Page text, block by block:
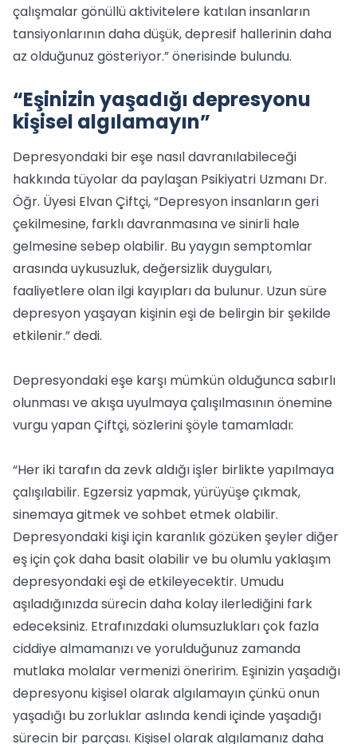
çalışmalar gönüllü aktivitelere katılan insanların
tansiyonlarının daha düşük, depresif hallerinin daha
az olduğunuz gösteriyor.” önerisinde bulundu.
“Eşinizin yaşadığı depresyonu
kişisel algılamayın”
Depresyondaki bir eşe nasıl davranılabileceği
hakkında tüyolar da paylaşan Psikiyatri Uzmanı Dr.
Öğr. Üyesi Elvan Çiftçi, “Depresyon insanların geri
çekilmesine, farklı davranmasına ve sinirli hale
gelmesine sebep olabilir. Bu yaygın semptomlar
arasında uykusuzluk, değersizlik duyguları,
faaliyetlere olan ilgi kayıpları da bulunur. Uzun süre
depresyon yaşayan kişinin eşi de belirgin bir şekilde
etkilenir.” dedi.
Depresyondaki eşe karşı mümkün olduğunca sabırlı
olunması ve akışa uyulmaya çalışılmasının önemine
vurgu yapan Çiftçi, sözlerini şöyle tamamladı:
“Her iki tarafın da zevk aldığı işler birlikte yapılmaya
çalışılabilir. Egzersiz yapmak, yürüyüşe çıkmak,
sinemaya gitmek ve sohbet etmek olabilir.
Depresyondaki kişi için karanlık gözüken şeyler diğer
eş için çok daha basit olabilir ve bu olumlu yaklaşım
depresyondaki eşi de etkileyecektir. Umudu
aşıladığınızda sürecin daha kolay ilerlediğini fark
edeceksiniz. Etrafınızdaki olumsuzlukları çok fazla
ciddiye almamanızı ve yorulduğunuz zamanda
mutlaka molalar vermenizi öneririm. Eşinizin yaşadığı
depresyonu kişisel olarak algılamayın çünkü onun
yaşadığı bu zorluklar aslında kendi içinde yaşadığı
sürecin bir parçası. Kişisel olarak algılamanız daha